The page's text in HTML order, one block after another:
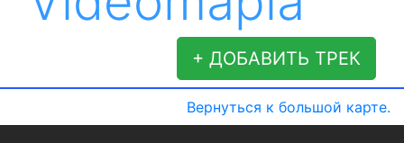
+ ДОБАВИТЬ ТРЕК
Вернуться к большой карте.